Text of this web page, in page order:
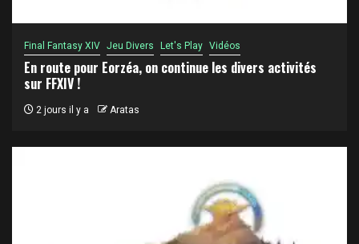
Final Fantasy XIV Jeu Divers Let's Play Vidéos
En route pour Eorzéa, on continue les divers activités
sur FFXIV !
2 jours il y a Aratas